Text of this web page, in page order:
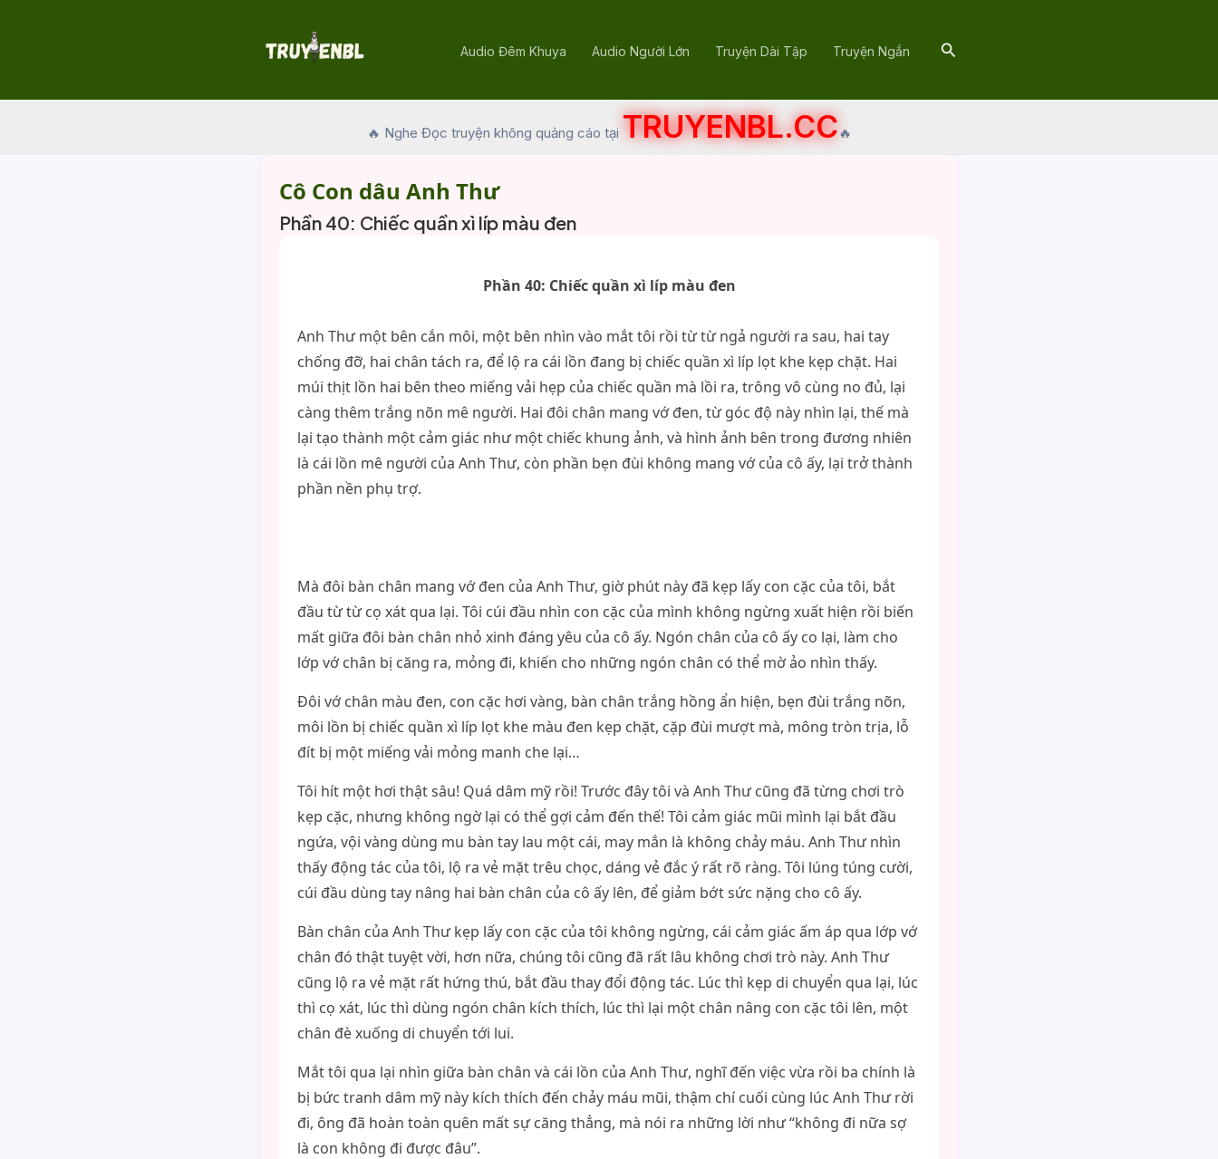
Audio Đêm Khuya Audio Người Lớn Truyện Dài Tập Truyện Ngắn Search
🔥 Nghe Đọc truyện không quảng cáo tại TRUYENBL.CC🔥
Cô Con dâu Anh Thư
Phần 40: Chiếc quần xì líp màu đen
Phần 40: Chiếc quần xì líp màu đen
Anh Thư một bên cắn môi, một bên nhìn vào mắt tôi rồi từ từ ngả người ra sau, hai tay
chống đỡ, hai chân tách ra, để lộ ra cái lồn đang bị chiếc quần xì líp lọt khe kẹp chặt. Hai
múi thịt lồn hai bên theo miếng vải hẹp của chiếc quần mà lồi ra, trông vô cùng no đủ, lại
càng thêm trắng nõn mê người. Hai đôi chân mang vớ đen, từ góc độ này nhìn lại, thế mà
lại tạo thành một cảm giác như một chiếc khung ảnh, và hình ảnh bên trong đương nhiên
là cái lồn mê người của Anh Thư, còn phần bẹn đùi không mang vớ của cô ấy, lại trở thành
phần nền phụ trợ.
Mà đôi bàn chân mang vớ đen của Anh Thư, giờ phút này đã kẹp lấy con cặc của tôi, bắt
đầu từ từ cọ xát qua lại. Tôi cúi đầu nhìn con cặc của mình không ngừng xuất hiện rồi biến
mất giữa đôi bàn chân nhỏ xinh đáng yêu của cô ấy. Ngón chân của cô ấy co lại, làm cho
lớp vớ chân bị căng ra, mỏng đi, khiến cho những ngón chân có thể mờ ảo nhìn thấy.
Đôi vớ chân màu đen, con cặc hơi vàng, bàn chân trắng hồng ẩn hiện, bẹn đùi trắng nõn,
môi lồn bị chiếc quần xì líp lọt khe màu đen kẹp chặt, cặp đùi mượt mà, mông tròn trịa, lỗ
đít bị một miếng vải mỏng manh che lại…
Tôi hít một hơi thật sâu! Quá dâm mỹ rồi! Trước đây tôi và Anh Thư cũng đã từng chơi trò
kẹp cặc, nhưng không ngờ lại có thể gợi cảm đến thế! Tôi cảm giác mũi mình lại bắt đầu
ngứa, vội vàng dùng mu bàn tay lau một cái, may mắn là không chảy máu. Anh Thư nhìn
thấy động tác của tôi, lộ ra vẻ mặt trêu chọc, dáng vẻ đắc ý rất rõ ràng. Tôi lúng túng cười,
cúi đầu dùng tay nâng hai bàn chân của cô ấy lên, để giảm bớt sức nặng cho cô ấy.
Bàn chân của Anh Thư kẹp lấy con cặc của tôi không ngừng, cái cảm giác ấm áp qua lớp vớ
chân đó thật tuyệt vời, hơn nữa, chúng tôi cũng đã rất lâu không chơi trò này. Anh Thư
cũng lộ ra vẻ mặt rất hứng thú, bắt đầu thay đổi động tác. Lúc thì kẹp di chuyển qua lại, lúc
thì cọ xát, lúc thì dùng ngón chân kích thích, lúc thì lại một chân nâng con cặc tôi lên, một
chân đè xuống di chuyển tới lui.
Mắt tôi qua lại nhìn giữa bàn chân và cái lồn của Anh Thư, nghĩ đến việc vừa rồi ba chính là
bị bức tranh dâm mỹ này kích thích đến chảy máu mũi, thậm chí cuối cùng lúc Anh Thư rời
đi, ông đã hoàn toàn quên mất sự căng thẳng, mà nói ra những lời như “không đi nữa sợ
là con không đi được đâu”.